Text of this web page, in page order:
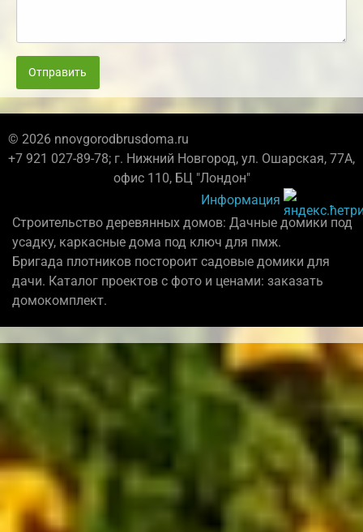
Отправить
© 2026 nnovgorodbrusdoma.ru
+7 921 027-89-78; г. Нижний Новгород, ул. Ошарская, 77А,
офис 110, БЦ "Лондон"
Информация
Строительство деревянных домов: Дачные домики под
усадку, каркасные дома под ключ для пмж.
Бригада плотников постороит садовые домики для
дачи. Каталог проектов с фото и ценами: заказать
домокомплект.